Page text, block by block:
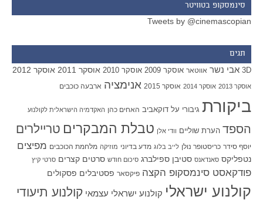
סינמסקופ בטוויטר
Tweets by @cinemascopian
תגים
3D אבי נשר אווטאר אוסקר 2009 אוסקר 2010 אוסקר 2011 אוסקר 2012
אוסקר 2013 אוסקר 2014 אוסקר 2015 אנימציה ארבעה כוכבים
ביקורת גיבורי על דוקאביב האחים כהן האקדמיה הישראלית לקולנוע
הספד הערת שוליים וודי אלן טבלת המבקרים טריילרים
יוסף סידר כריסטופר נולן לייב בלוג מדע בדיוני מוזיקה מלחמת הכוכבים מפיצים
נטפליקס סאנדאנס סטיבן ספילברג סיכום חודש סרטים קצרים סרטי קיץ
פודקאסט סינמסקופ הקצה פיקסאר פסטיבלים פסקולים
קולנוע ישראלי קולנוע ישראלי עצמאי קולנוע תיעודי